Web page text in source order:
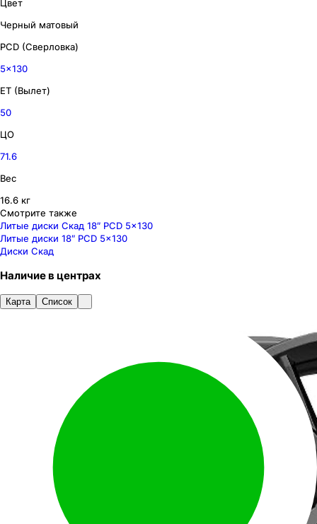
Цвет
Черный матовый
PCD (Сверловка)
5x130
ET (Вылет)
50
ЦО
71.6
Вес
16.6 кг
Смотрите также
Литые диски Скад 18″ PCD 5x130
Литые диски 18″ PCD 5x130
Диски Скад
Наличиев центрах
Карта Список